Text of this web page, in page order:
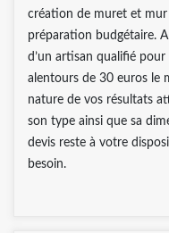
création de muret et
préparation budgétaire.
d’un artisan qualifié
alentours de 30 euros le
nature de vos résultats
son type ainsi que sa
devis reste à votre
besoin.